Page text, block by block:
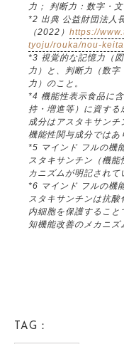
力； 判断力：数字・
*2 出典 公益財団法人
（2022） https://
tyoju/rouka/nou-
*3 視覚的な記憶力（
力）と、判断力（数
力）のこと。
*4 機能性表示食品に
持・増進等）に資す
成分はアスタキサン
機能性関与成分ではあ
*5 マインド フルの機
スタキサンチン（機
カニズムが明記されて
*6 マインド フルの機
スタキサンチンは抗
内細胞を保護するこ
知機能改善のメカニズ
TAG：